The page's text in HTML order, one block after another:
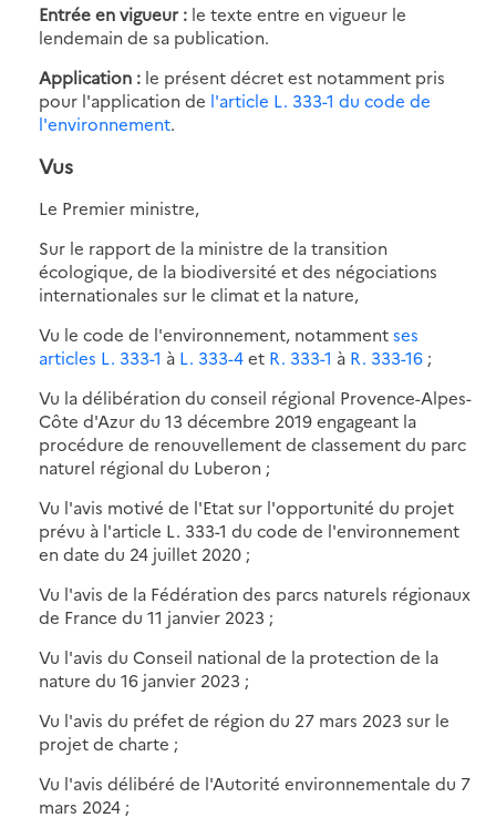
Entrée en vigueur : le texte entre en vigueur le
lendemain de sa publication.
Application : le présent décret est notamment pris
pour l'application de l'article L. 333-1 du code de
l'environnement.
Vus
Le Premier ministre,
Sur le rapport de la ministre de la transition
écologique, de la biodiversité et des négociations
internationales sur le climat et la nature,
Vu le code de l'environnement, notammentses
articles L. 333-1 à L. 333-4et R. 333-1 à R. 333-16 ;
Vu la délibération du conseil régional Provence-Alpes-
Côte d'Azur du 13 décembre 2019 engageant la
procédure de renouvellement de classement du parc
naturel régional du Luberon ;
Vu l'avis motivé de l'Etat sur l'opportunité du projet
prévu à l'article L. 333-1 du code de l'environnement
en date du 24 juillet 2020 ;
Vu l'avis de la Fédération des parcs naturels régionaux
de France du 11 janvier 2023 ;
Vu l'avis du Conseil national de la protection de la
nature du 16 janvier 2023 ;
Vu l'avis du préfet de région du 27 mars 2023 sur le
projet de charte ;
Vu l'avis délibéré de l'Autorité environnementale du 7
mars 2024 ;